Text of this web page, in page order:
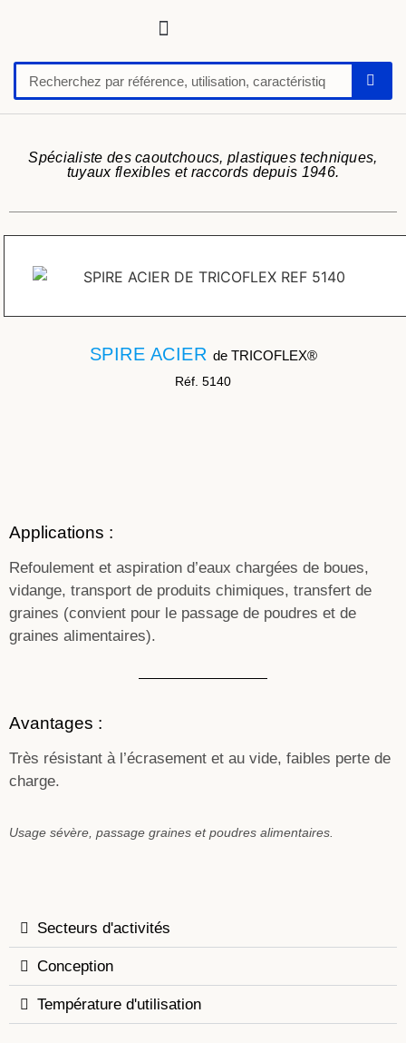
Spécialiste des caoutchoucs, plastiques techniques,
tuyaux flexibles et raccords depuis 1946.
SPIRE ACIER de TRICOFLEX®
Réf. 5140
Applications :
Refoulement et aspiration d’eaux chargées de boues,
vidange, transport de produits chimiques, transfert de
graines (convient pour le passage de poudres et de
graines alimentaires).
Avantages :
Très résistant à l’écrasement et au vide, faibles perte de
charge.
Usage sévère, passage graines et poudres alimentaires.
Secteurs d'activités
Conception
Température d'utilisation